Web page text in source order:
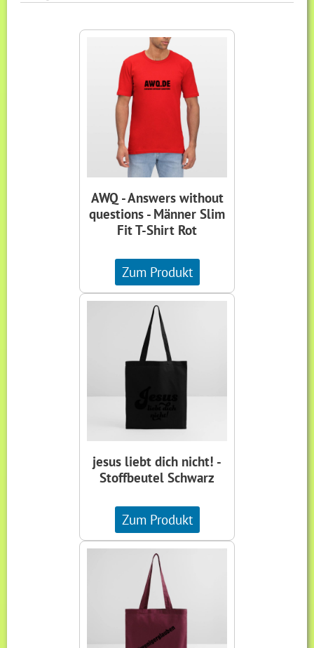
AWQ - Answers without
questions - Männer Slim
Fit T-Shirt Rot
Zum Produkt
jesus liebt dich nicht! -
Stoffbeutel Schwarz
Zum Produkt